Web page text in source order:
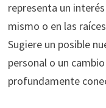
representa un
mismo o en las
Sugiere un posible
personal o un
profundamente